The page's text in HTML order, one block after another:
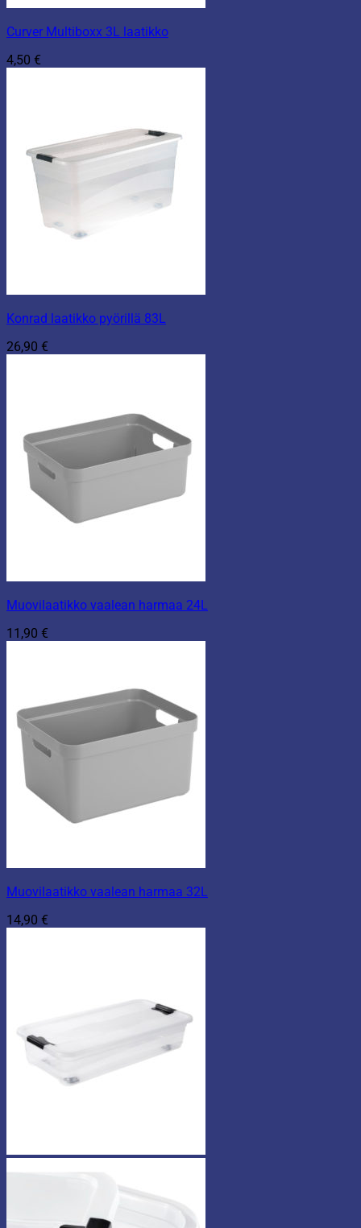
Curver Multiboxx 3L laatikko
4,50 €
Konrad laatikko pyörillä 83L
26,90 €
Muovilaatikko vaalean harmaa 24L
11,90 €
Muovilaatikko vaalean harmaa 32L
14,90 €